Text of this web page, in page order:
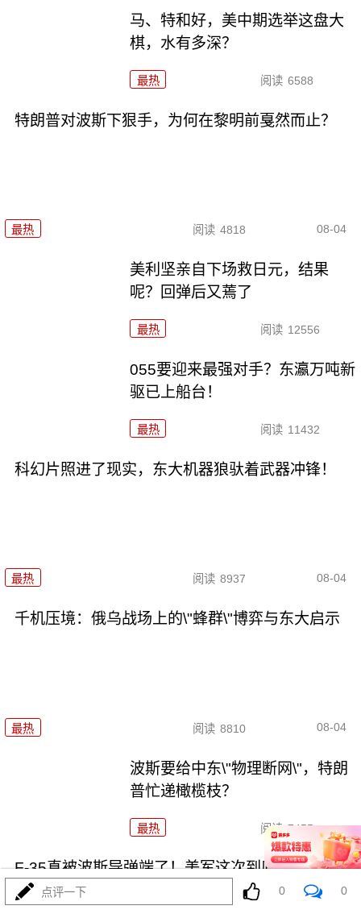
马、特和好，美中期选举这盘大
棋，水有多深？
最热 阅读 6588
特朗普对波斯下狠手，为何在黎明前戛然而止？
最热 阅读 4818 08-04
美利坚亲自下场救日元，结果
呢？回弹后又蔫了
最热 阅读 12556
055要迎来最强对手？东瀛万吨新
驱已上船台！
最热 阅读 11432
科幻片照进了现实，东大机器狼驮着武器冲锋！
最热 阅读 8937 08-04
千机压境：俄乌战场上的\"蜂群\"博弈与东大启示
最热 阅读 8810 08-04
波斯要给中东\"物理断网\"，特朗
普忙递橄榄枝？
最热 阅读 7455
F-35真被波斯导弹端了！美军这次到底输在哪
点评一下 0 0